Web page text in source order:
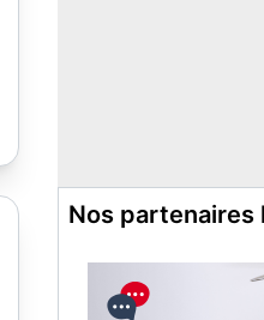
Nos partenaires